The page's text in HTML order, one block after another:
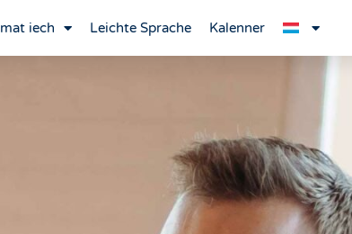
iech Leichte Sprache Kalenner